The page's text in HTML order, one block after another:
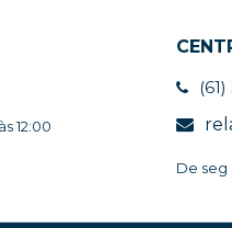
12:00
De seg